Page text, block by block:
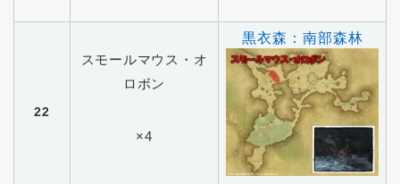
22
スモールマウス・オ
ロボン
×4
黒衣森：南部森林